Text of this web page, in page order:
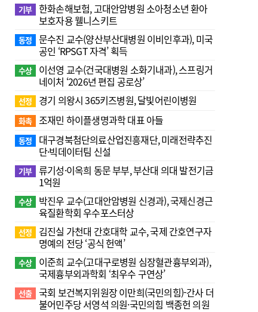
기부 한화손해보험, 고대안암병원 소아청소년 환아
보호자용 웰니스키트
동정
문수진 교수( 양산부산대병원 이비인후과), 미국
공인 ‘RPSGT 자격’ 획득
수상
이선영 교수(건국대병원 소화기내과), 스프링거
네이처 ‘2026년 편집 공로상’
선정 경기 의왕시 365키즈병원, 달빛어린이병원
화촉 조재민 하이플생명과학 대표 아들
동정
대구경북첨단의료산업진흥재단, 미래전략추진
단·빅데이터팀 신설
기부 류기성·이옥희 동문 부부, 부산대 의대 발전기금
1억원
수상
박진우 교수(고대안암병원 신경과), 국제신경근
육질환학회 우수포스터상
선정
김진실 가천대 간호대학 교수, 국제 간호연구자
명예의 전당 ‘공식 헌액’
수상
이준희 교수(고대구로병원 심장혈관흉부외과),
국제흉부외과학회 ‘최우수 구연상’
선출 국회 보건복지위원장 이만희(국민의힘)-간사 더
불어민주당 서영석 의원·국민의힘 백종헌 의원